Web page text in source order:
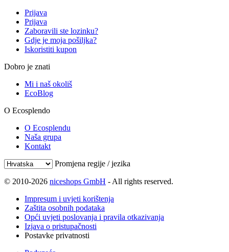
Prijava
Prijava
Zaboravili ste lozinku?
Gdje je moja pošiljka?
Iskoristiti kupon
Dobro je znati
Mi i naš okoliš
EcoBlog
O Ecosplendo
O Ecosplendu
Naša grupa
Kontakt
Promjena regije / jezika
© 2010-2026 niceshops GmbH - All rights reserved.
Impresum i uvjeti korištenja
Zaštita osobnih podataka
Opći uvjeti poslovanja i pravila otkazivanja
Izjava o pristupačnosti
Postavke privatnosti